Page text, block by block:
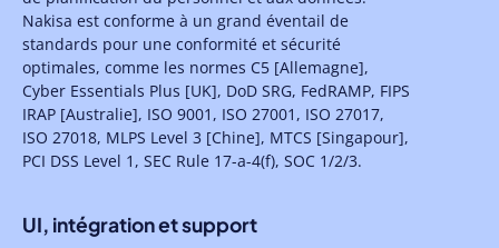
Nakisa est conforme à un grand éventail de
standards pour une conformité et sécurité
optimales, comme les normes C5 [Allemagne],
Cyber Essentials Plus [UK], DoD SRG, FedRAMP, FIPS
IRAP [Australie], ISO 9001, ISO 27001, ISO 27017,
ISO 27018, MLPS Level 3 [Chine], MTCS [Singapour],
PCI DSS Level 1, SEC Rule 17-a-4(f), SOC 1/2/3.
UI, intégration et support